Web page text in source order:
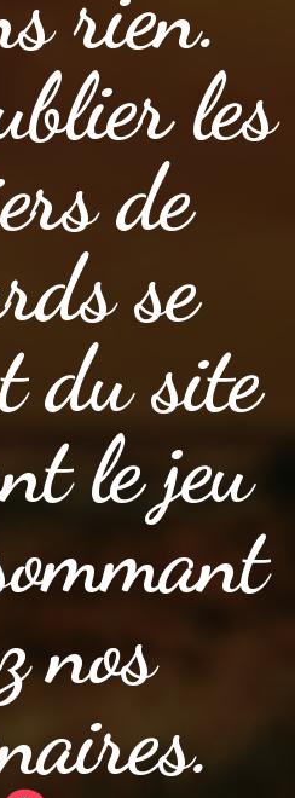
les
de
se
du site
le jeu
nos